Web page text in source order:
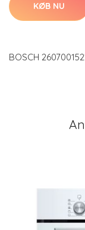
KØB NU
BOSCH